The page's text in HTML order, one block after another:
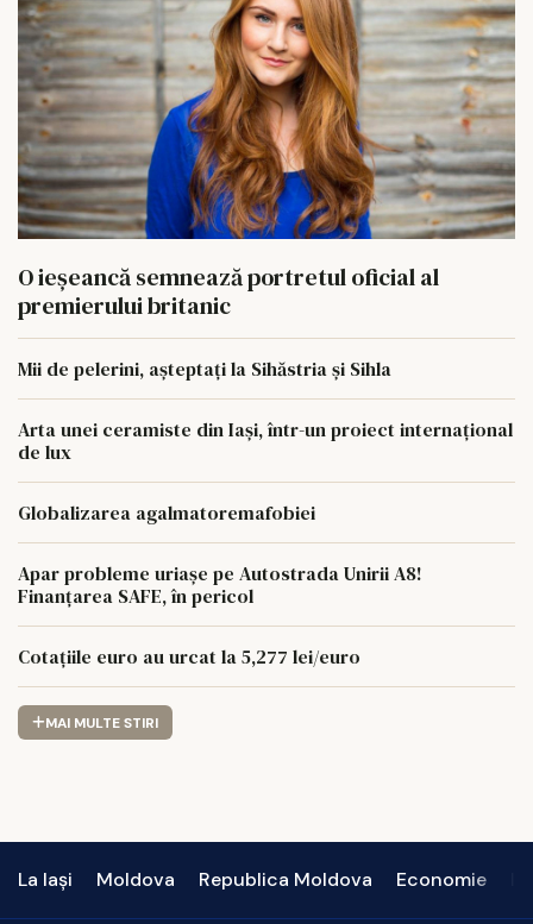
O ieșeancă semnează portretul oficial al
premierului britanic
Mii de pelerini, așteptați la Sihăstria și Sihla
Arta unei ceramiste din Iași, într-un proiect internațional
de lux
Globalizarea agalmatoremafobiei
Apar probleme uriașe pe Autostrada Unirii A8!
Finanțarea SAFE, în pericol
Cotațiile euro au urcat la 5,277 lei/euro
MAI MULTE STIRI
La Iași Moldova Republica Moldova Economie